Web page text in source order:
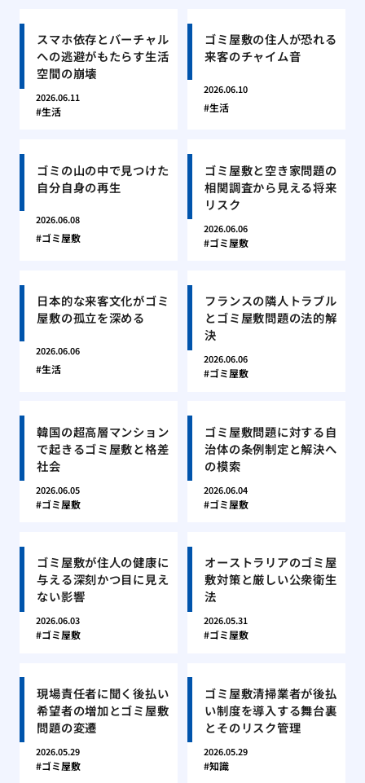
スマホ依存とバーチャル
への逃避がもたらす生活
空間の崩壊
2026.06.11
生活
ゴミ屋敷の住人が恐れる
来客のチャイム音
2026.06.10
生活
ゴミの山の中で見つけた
自分自身の再生
2026.06.08
ゴミ屋敷
ゴミ屋敷と空き家問題の
相関調査から見える将来
リスク
2026.06.06
ゴミ屋敷
日本的な来客文化がゴミ
屋敷の孤立を深める
2026.06.06
生活
フランスの隣人トラブル
とゴミ屋敷問題の法的解
決
2026.06.06
ゴミ屋敷
韓国の超高層マンション
で起きるゴミ屋敷と格差
社会
2026.06.05
ゴミ屋敷
ゴミ屋敷問題に対する自
治体の条例制定と解決へ
の模索
2026.06.04
ゴミ屋敷
ゴミ屋敷が住人の健康に
与える深刻かつ目に見え
ない影響
2026.06.03
ゴミ屋敷
オーストラリアのゴミ屋
敷対策と厳しい公衆衛生
法
2026.05.31
ゴミ屋敷
現場責任者に聞く後払い
希望者の増加とゴミ屋敷
問題の変遷
2026.05.29
ゴミ屋敷
ゴミ屋敷清掃業者が後払
い制度を導入する舞台裏
とそのリスク管理
2026.05.29
知識